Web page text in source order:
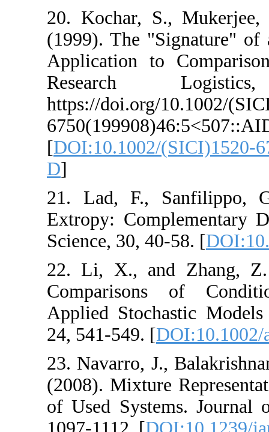
20. Kochar, S.,
(1999). The
Application to
Research
https://doi.org/
[DOI:10.1002/
21. Lad, F.,
Extropy:
Science, 30, 40-
22. Li, X., and
Comparisons
Applied
24, 541-549. [
23. Navarro, J.,
(2008). Mixture
of Used